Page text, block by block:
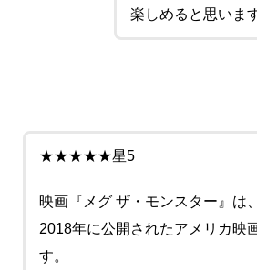
楽しめると思いま
★★★★★星5
映画『メグ ザ・モンスター』は、
2018年に公開されたアメリカ映
す。